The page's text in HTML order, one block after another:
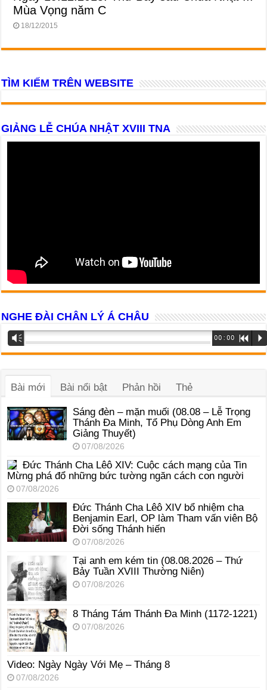
Mùa Vọng năm C
18/12/2015
TÌM KIẾM TRÊN WEBSITE
GIẢNG LỄ CHÚA NHẬT XVIII TNA
NGHE ĐÀI CHÂN LÝ Á CHÂU
Trình
phát
âm
Vm 00:00 R P
Bài mới Bài nổi bật Phản hồi Thẻ
Sáng đèn – mặn muối (08.08 – Lễ Trọng
Thánh Đa Minh, Tổ Phụ Dòng Anh Em
Giảng Thuyết)
07/08/2026
Đức Thánh Cha Lêô XIV: Cuộc cách mạng của Tin
Mừng phá đổ những bức tường ngăn cách con người
07/08/2026
Đức Thánh Cha Lêô XIV bổ nhiệm cha
Benjamin Earl, OP làm Tham vấn viên Bộ
Đời sống Thánh hiến
07/08/2026
Tại anh em kém tin (08.08.2026 – Thứ
Bảy Tuần XVIII Thường Niên)
07/08/2026
8 Tháng Tám Thánh Ða Minh (1172-1221)
07/08/2026
Video: Ngày Ngày Với Mẹ – Tháng 8
07/08/2026